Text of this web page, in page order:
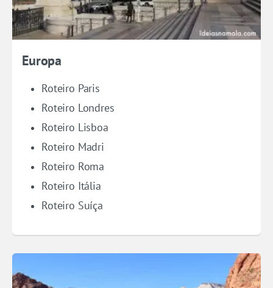
Europa
Roteiro Paris
Roteiro Londres
Roteiro Lisboa
Roteiro Madri
Roteiro Roma
Roteiro Itália
Roteiro Suíça